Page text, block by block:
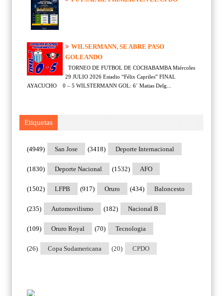
WILSERMANN, SE ABRE PASO
GOLEANDO
TORNEO DE FUTBOL DE COCHABAMBA Miércoles
29 JULIO 2026 Estadio “Félix Capriles” FINAL
AYACUCHO 0 – 5 WILSTERMANN GOL: 6´ Matias Delg...
Etiquetas
San Jose
(4949) Deporte Internacional
(3418)
Deporte Nacional
(1830) AFO
(1532)
LFPB
(1502) Oruro
(917) Baloncesto
(434)
Automovilismo
(235) Nacional B
(182)
Oruro Royal
(109) Tecnologia
(70)
Copa Sudamericana
(26) CPDO
(20)